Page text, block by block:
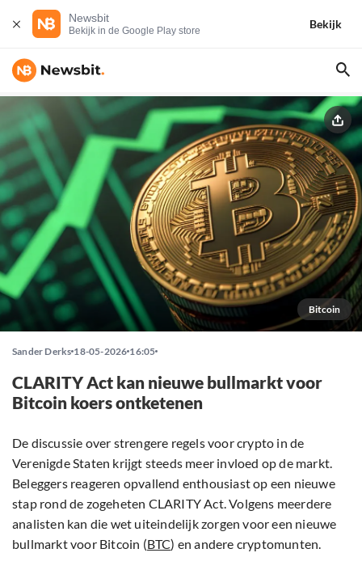
Newsbit
Bekijk in de Google Play store
Bekijk
Bitcoin
Sander Derks 18-05-2026 16:05
CLARITY Act kan nieuwe bullmarkt voor
Bitcoin koers ontketenen
De discussie over strengere regels voor crypto in de
Verenigde Staten krijgt steeds meer invloed op de markt.
Beleggers reageren opvallend enthousiast op een nieuwe
stap rond de zogeheten CLARITY Act. Volgens meerdere
analisten kan die wet uiteindelijk zorgen voor een nieuwe
bullmarkt voor Bitcoin (BTC) en andere cryptomunten.